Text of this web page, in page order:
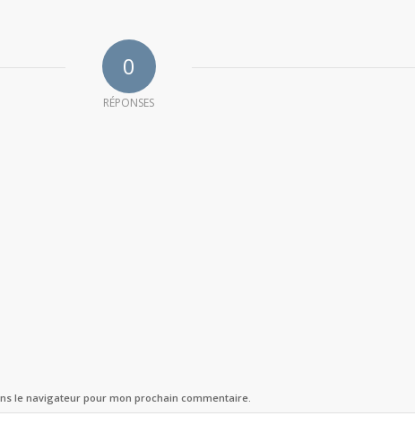
0
RÉPONSES
le navigateur pour mon prochain commentaire.